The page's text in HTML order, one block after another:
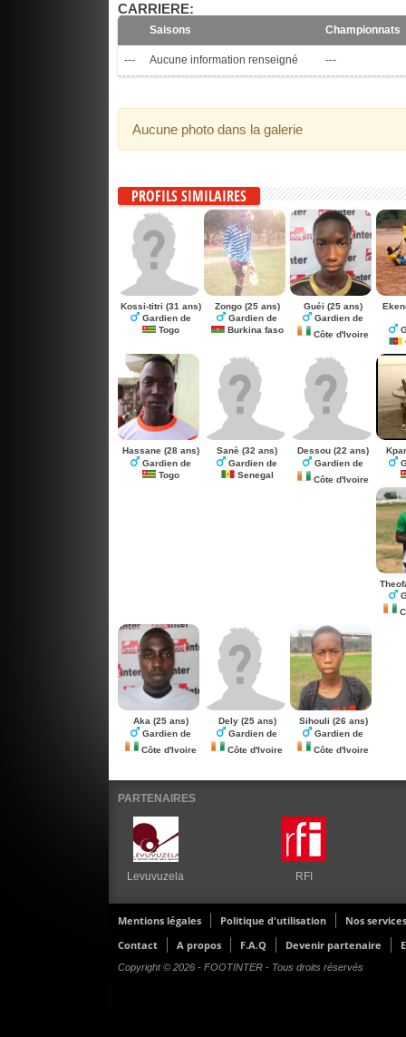
CARRIERE:
Saisons Championnats
--- Aucune information renseigné ---
Aucune photo dans la galerie
PROFILS SIMILAIRES
Kossi-titri (31 ans)
Gardien de
Togo
Zongo(25 ans)
Gardien de
Burkina faso
Guéi (25 ans)
Gardien de
Côte d'Ivoire
Hassane (28 ans)
Gardien de
Togo
Sanè (32 ans)
Gardien de
Senegal
Dessou (22 ans)
Gardien de
Côte d'Ivoire
Aka (25 ans)
Gardien de
Côte d'Ivoire
Dely(25 ans)
Gardien de
Côte d'Ivoire
Sihouli (26 ans)
Gardien de
Côte d'Ivoire
PARTENAIRES
Levuvuzela RFI
Mentions légales Politique d'utilisation
Nos services
Contact
A propos F.A.Q Devenir partenaire
Copyright © 2026 - FOOTINTER - Tous droits réservés